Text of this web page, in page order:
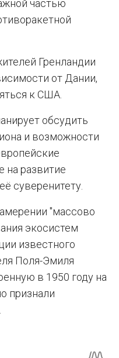
частью
Гренландии
от Дании,
к США.
обсудить
и возможности
на развитие
суверенитету.
"массово
экосистем
известного
Поля-Эмиля
в 1950 году на
признали